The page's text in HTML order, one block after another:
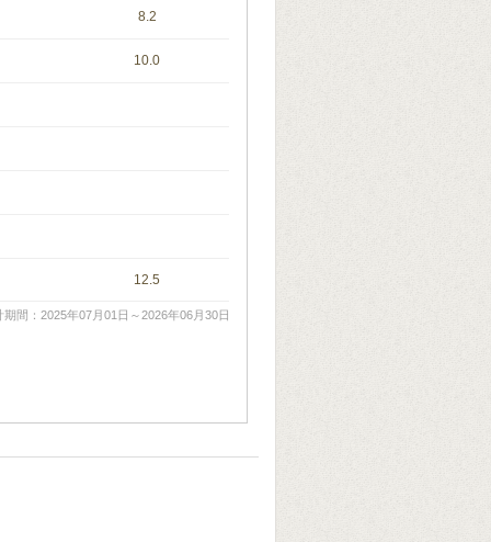
8.2
10.0
12.5
期間：2025年07月01日～2026年06月30日